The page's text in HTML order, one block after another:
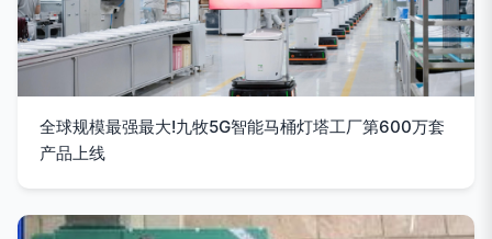
全球规模最强最大!九牧5G智能马桶灯塔工厂第600万套
产品上线